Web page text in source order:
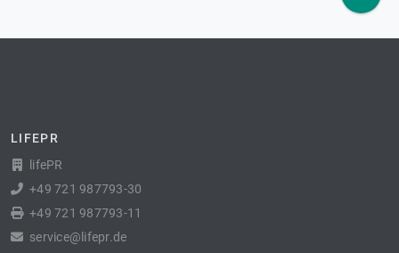
LIFEPR
lifePR
+49 721 987793-30
+49 721 987793-11
service@lifepr.de